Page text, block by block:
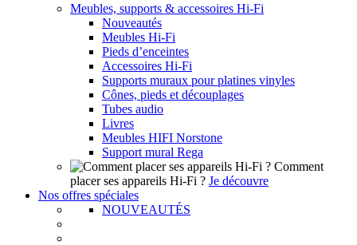
Meubles, supports & accessoires Hi-Fi
Nouveautés
Meubles Hi-Fi
Pieds d’enceintes
Accessoires Hi-Fi
Supports muraux pour platines vinyles
Cônes, pieds et découplages
Tubes audio
Livres
Meubles HIFI Norstone
Support mural Rega
Comment
placer ses appareils Hi-Fi ? Je découvre
Nos offres spéciales
NOUVEAUTÉS